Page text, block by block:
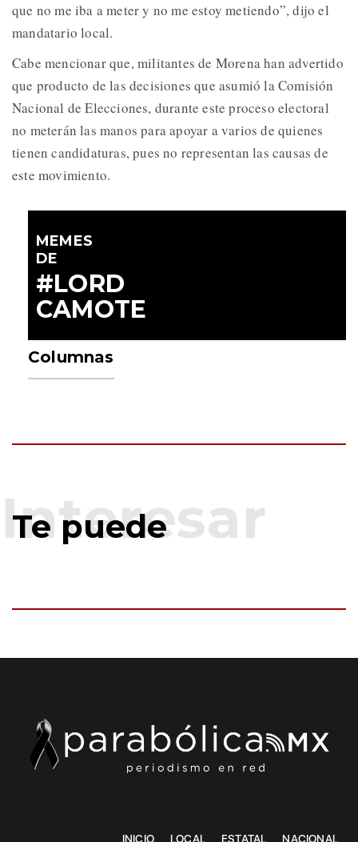
que no me iba a meter y no me estoy metiendo”, dijo el
mandatario local.
Cabe mencionar que, militantes de Morena han advertido
que producto de las decisiones que asumió la Comisión
Nacional de Elecciones, durante este proceso electoral
no meterán las manos para apoyar a varios de quienes
tienen candidaturas, pues no representan las causas de
este movimiento.
MEMES
DE
#LORD
CAMOTE
Columnas
Te puede
INICIO LOCAL ESTATAL NACIONAL